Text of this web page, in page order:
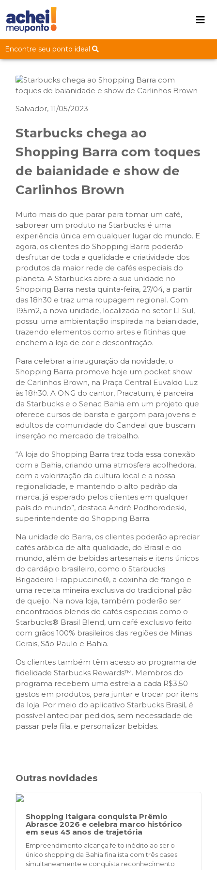
Encontre seu ponto ideal
Salvador, 11/05/2023
Starbucks chega ao
Shopping Barra com toques
de baianidade e show de
Carlinhos Brown
Muito mais do que parar para tomar um café,
saborear um produto na Starbucks é uma
experiência única em qualquer lugar do mundo. E
agora, os clientes do Shopping Barra poderão
desfrutar de toda a qualidade e criatividade dos
produtos da maior rede de cafés especiais do
planeta. A Starbucks abre a sua unidade no
Shopping Barra nesta quinta-feira, 27/04, a partir
das 18h30 e traz uma roupagem regional. Com
195m2, a nova unidade, localizada no setor L1 Sul,
possui uma ambientação inspirada na baianidade,
trazendo elementos como artes e fitinhas que
enchem a loja de cor e descontração.
Para celebrar a inauguração da novidade, o
Shopping Barra promove hoje um pocket show
de Carlinhos Brown, na Praça Central Euvaldo Luz
às 18h30. A ONG do cantor, Pracatum, é parceira
da Starbucks e o Senac Bahia em um projeto que
oferece cursos de barista e garçom para jovens e
adultos da comunidade do Candeal que buscam
inserção no mercado de trabalho.
“A loja do Shopping Barra traz toda essa conexão
com a Bahia, criando uma atmosfera acolhedora,
com a valorização da cultura local e a nossa
regionalidade, e mantendo o alto padrão da
marca, já esperado pelos clientes em qualquer
país do mundo”, destaca André Podhorodeski,
superintendente do Shopping Barra.
Na unidade do Barra, os clientes poderão apreciar
cafés arábica de alta qualidade, do Brasil e do
mundo, além de bebidas artesanais e itens únicos
do cardápio brasileiro, como o Starbucks
Brigadeiro Frappuccino®, a coxinha de frango e
uma receita mineira exclusiva do tradicional pão
de queijo. Na nova loja, também poderão ser
encontrados blends de cafés especiais como o
Starbucks® Brasil Blend, um café exclusivo feito
com grãos 100% brasileiros das regiões de Minas
Gerais, São Paulo e Bahia.
Os clientes também têm acesso ao programa de
fidelidade Starbucks Rewards™. Membros do
programa recebem uma estrela a cada R$3,50
gastos em produtos, para juntar e trocar por itens
da loja. Por meio do aplicativo Starbucks Brasil, é
possível antecipar pedidos, sem necessidade de
passar pela fila, e personalizar bebidas.
Outras novidades
Shopping Itaigara conquista Prêmio
Abrasce 2026 e celebra marco histórico
em seus 45 anos de trajetória
Empreendimento alcança feito inédito ao ser o
único shopping da Bahia finalista com três cases
simultaneamente e conquista reconhecimento